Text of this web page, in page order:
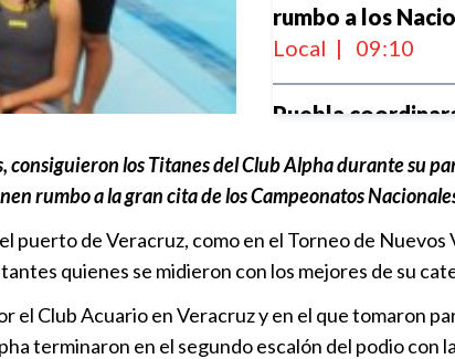
rumbo a los
Local | 09:10
Puebla
Local | 17:19
México será
voleibol de sala
Nacional | 16:07
los Titanes del Club Alpha durante su
rumbo a la gran cita de los Campeonatos
puerto de Veracruz, como en el Torneo de
quienes se midieron con los mejores de su
el Club Acuario en Veracruz y en el que tomaron
terminaron en el segundo escalón del podio con